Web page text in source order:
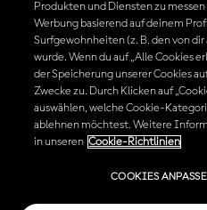
Die offizielle
© 2026 MotoGP Sports
Produkten und Diensten zu
Werbung basierend auf deinem
Surfgewohnheiten (z. B. den von
wurde. Wenn du auf „Alle Cookies
der Speicherung unserer Cookies
Zwecke zu. Durch Klicken auf
auswählen, welche Cookie-
ablehnen möchtest. Weitere
in unseren Cookie-Richtlinien
COOKIES